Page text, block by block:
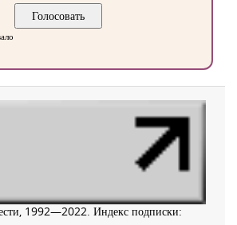
1992—2022. Индекс подписки: